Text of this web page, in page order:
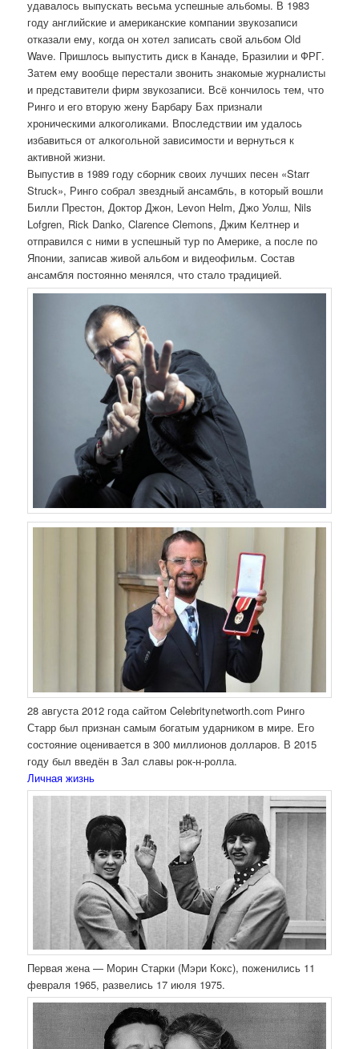
удавалось выпускать весьма успешные альбомы. В 1983
году английские и американские компании звукозаписи
отказали ему, когда он хотел записать свой альбом Old
Wave. Пришлось выпустить диск в Канаде, Бразилии и ФРГ.
Затем ему вообще перестали звонить знакомые журналисты
и представители фирм звукозаписи. Всё кончилось тем, что
Ринго и его вторую жену Барбару Бах признали
хроническими алкоголиками. Впоследствии им удалось
избавиться от алкогольной зависимости и вернуться к
активной жизни.
Выпустив в 1989 году сборник своих лучших песен «Starr
Struck», Ринго собрал звездный ансамбль, в который вошли
Билли Престон, Доктор Джон, Levon Helm, Джо Уолш, Nils
Lofgren, Rick Danko, Clarence Clemons, Джим Келтнер и
отправился с ними в успешный тур по Америке, а после по
Японии, записав живой альбом и видеофильм. Состав
ансамбля постоянно менялся, что стало традицией.
28 августа 2012 года сайтом Celebritynetworth.com Ринго
Старр был признан самым богатым ударником в мире. Его
состояние оценивается в 300 миллионов долларов. В 2015
году был введён в Зал славы рок-н-ролла.
Личная жизнь
Первая жена — Морин Старки (Мэри Кокс), поженились 11
февраля 1965, развелись 17 июля 1975.